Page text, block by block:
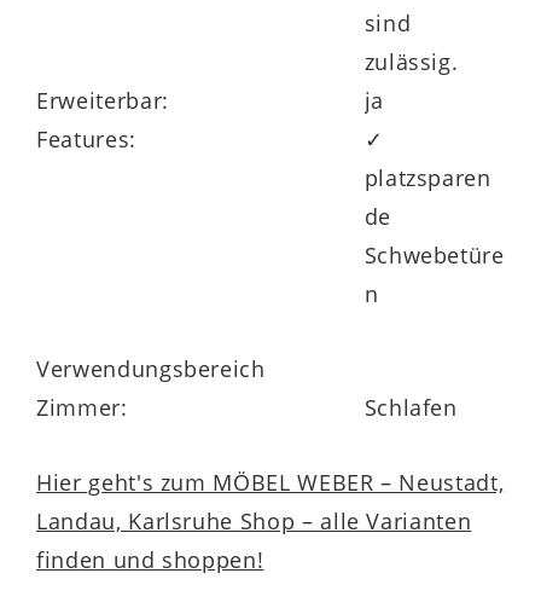
Produziert in Deutschland mit 5
Jahre Herstellergarantie
Schwebetürenschrank 801 klimaschonend
in Deutschland produziert
. Der
Herstellergarantie– ein klares
Versprechen für Langlebigkeit,
Verarbeitungsqualität und Nachhaltigkeit.
sind
zulässig.
Erweiterbar:
ja
Features:
✓
platzsparen
de
Schwebetüre
n
Verwendungsbereich
Zimmer:
Schlafen
Hier geht's zum MÖBEL WEBER – Neustadt,
Landau, Karlsruhe Shop – alle Varianten
finden und shoppen!